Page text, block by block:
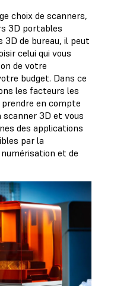
choix de scanners,
3D portables
3D de bureau, il peut
celui qui vous
de votre
budget. Dans ce
les facteurs les
en compte
scanner 3D et vous
des applications
par la
et de